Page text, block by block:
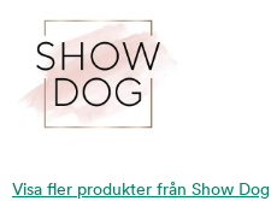
Visa fler produkter från Show Dog